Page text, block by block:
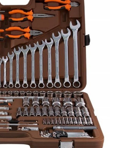
набор инструментов для
выгодной
для хранения и
ассортиментом
того, к положительным
стоит отнести
полноценных отверток,
и шарнирно-губцевого